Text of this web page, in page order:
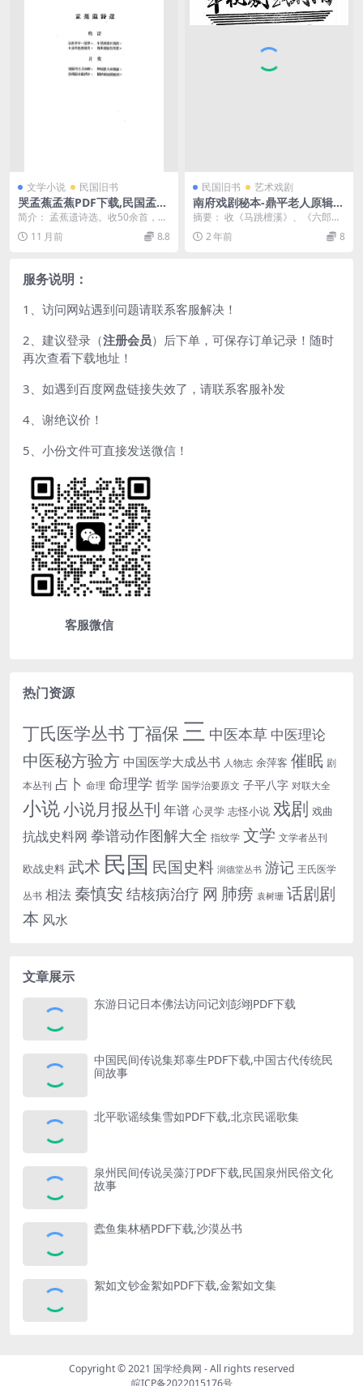
文学小说 民国旧书
哭孟蕉孟蕉PDF下载,民国孟蕉
诗选
简介： 孟蕉遗诗选。收50余首，书
前有赵伯方（孟蕉丈夫）的《哭孟
蕉》等诗4首，封...
11 月前 8.8
民国旧书 艺术戏剧
南府戏剧秘本-鼎平老人原辑-
新天津报社出版股
摘要： 收《马跳檀溪》、《六郎发
配》、《薛仁贵救驾》、《群英
会》等4出 截图： ...
2 年前 8
服务说明：
1、访问网站遇到问题请联系客服解决！
2、建议登录（注册会员）后下单，可保存订单记录！随时
再次查看下载地址！
3、如遇到百度网盘链接失效了，请联系客服补发
4、谢绝议价！
5、小份文件可直接发送微信！
客服微信
热门资源
丁氏医学丛书丁福保 三 中医本草 中医理论
中医秘方验方 中国医学大成丛书 人物志 余萍客 催眠 剧
本丛刊 占卜 命理 命理学 哲学 国学治要原文 子平八字 对联大全
小说小说月报丛刊 年谱 心灵学 志怪小说 戏剧 戏曲
抗战史料网 拳谱动作图解大全 指纹学 文学 文学者丛刊
欧战史料 武术 民国 民国史料 润德堂丛书 游记 王氏医学
丛书 相法 秦慎安 结核病治疗 网 肺痨 袁树珊 话剧剧
本 风水
文章展示
东游日记日本佛法访问记刘彭翊PDF下载
中国民间传说集郑辜生PDF下载,中国古代传统民
间故事
北平歌谣续集雪如PDF下载,北京民谣歌集
泉州民间传说吴藻汀PDF下载,民国泉州民俗文化
故事
蠹鱼集林栖PDF下载,沙漠丛书
絮如文钞金絮如PDF下载,金絮如文集
Copyright © 2021 国学经典网 - All rights reserved